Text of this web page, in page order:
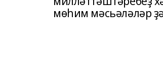
мөһим мәсьәләләр